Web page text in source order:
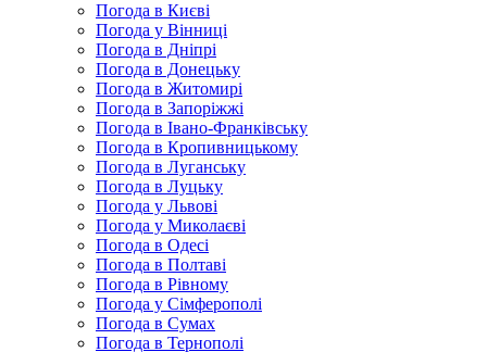
Погода в Києві
Погода у Вінниці
Погода в Дніпрі
Погода в Донецьку
Погода в Житомирі
Погода в Запоріжжі
Погода в Івано-Франківську
Погода в Кропивницькому
Погода в Луганську
Погода в Луцьку
Погода у Львові
Погода у Миколаєві
Погода в Одесі
Погода в Полтаві
Погода в Рівному
Погода у Сімферополі
Погода в Сумах
Погода в Тернополі